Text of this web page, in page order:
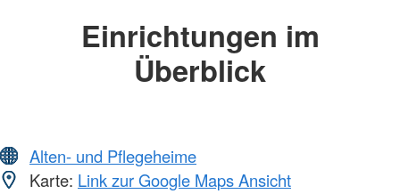
Einrichtungen im
Überblick
Alten- und Pflegeheime
Karte: Link zur Google Maps Ansicht